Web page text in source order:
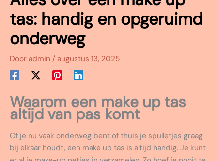
tas: handig en opgeruimd
onderweg
Door admin / augustus 13, 2025
Waarom een make up tas
altijd van pas komt
Of je nu vaak onderweg bent of thuis je spulletjes graag
bij elkaar houdt, een make up tas is altijd handig. Je kunt